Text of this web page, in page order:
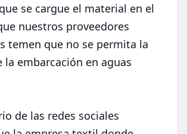
se cargue el material en el
nuestros proveedores
temen que no se permita la
la embarcación en aguas
de las redes sociales